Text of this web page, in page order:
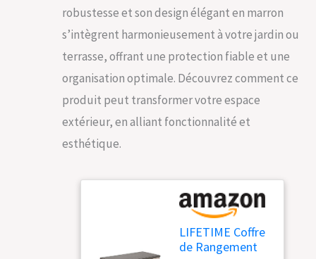
robustesse et son design élégant en marron
s’intègrent harmonieusement à votre jardin ou
terrasse, offrant une protection fiable et une
organisation optimale. Découvrez comment ce
produit peut transformer votre espace
extérieur, en alliant fonctionnalité et
esthétique.
LIFETIME Coffre
de Rangement